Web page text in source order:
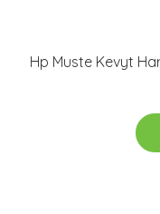
Hp Muste Kevyt